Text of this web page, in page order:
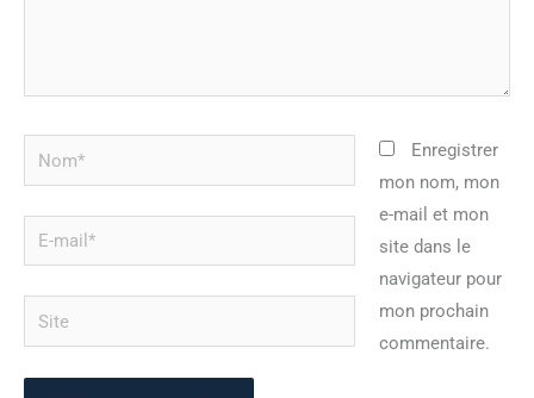
Nom*
mail*
Site
Enregistrer
mon nom, mon
e-mail et mon
site dans le
navigateur pour
mon prochain
commentaire.